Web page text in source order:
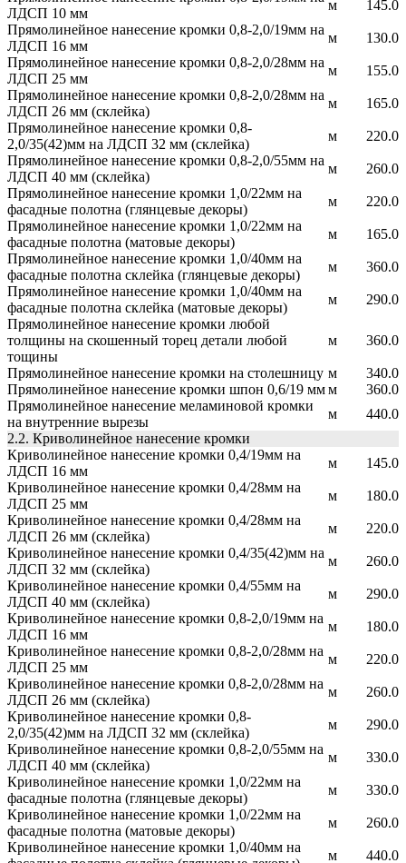
ЛДСП 10 мм
м
145.0
Прямолинейное нанесение кромки 0,8-2,0/19мм на
ЛДСП 16 мм
м
130.0
Прямолинейное нанесение кромки 0,8-2,0/28мм на
ЛДСП 25 мм
м
155.0
Прямолинейное нанесение кромки 0,8-2,0/28мм на
ЛДСП 26 мм (склейка)
м
165.0
Прямолинейное нанесение кромки 0,8-
2,0/35(42)мм на ЛДСП 32 мм (склейка)
м
220.0
Прямолинейное нанесение кромки 0,8-2,0/55мм на
ЛДСП 40 мм (склейка)
м
260.0
Прямолинейное нанесение кромки 1,0/22мм на
фасадные полотна (глянцевые декоры)
м
220.0
Прямолинейное нанесение кромки 1,0/22мм на
фасадные полотна (матовые декоры)
м
165.0
Прямолинейное нанесение кромки 1,0/40мм на
фасадные полотна склейка (глянцевые декоры)
м
360.0
Прямолинейное нанесение кромки 1,0/40мм на
фасадные полотна склейка (матовые декоры)
м
290.0
Прямолинейное нанесение кромки любой
толщины на скошенный торец детали любой
тощины
м 360.0
Прямолинейное нанесение кромки на столешницу м
340.0
Прямолинейное нанесение кромки шпон 0,6/19 ммм
360.0
Прямолинейное нанесение меламиновой кромки
на внутренние вырезы
м
440.0
2.2. Криволинейное нанесение кромки
Криволинейное нанесение кромки 0,4/19мм на
ЛДСП 16 мм
м
145.0
Криволинейное нанесение кромки 0,4/28мм на
ЛДСП 25 мм
м
180.0
Криволинейное нанесение кромки 0,4/28мм на
ЛДСП 26 мм (склейка)
м
220.0
Криволинейное нанесение кромки 0,4/35(42)мм на
ЛДСП 32 мм (склейка)
м
260.0
Криволинейное нанесение кромки 0,4/55мм на
ЛДСП 40 мм (склейка)
м
290.0
Криволинейное нанесение кромки 0,8-2,0/19мм на
ЛДСП 16 мм
м
180.0
Криволинейное нанесение кромки 0,8-2,0/28мм на
ЛДСП 25 мм
м
220.0
Криволинейное нанесение кромки 0,8-2,0/28мм на
ЛДСП 26 мм (склейка)
м
260.0
Криволинейное нанесение кромки 0,8-
2,0/35(42)мм на ЛДСП 32 мм (склейка)
м
290.0
Криволинейное нанесение кромки 0,8-2,0/55мм на
ЛДСП 40 мм (склейка)
м
330.0
Криволинейное нанесение кромки 1,0/22мм на
фасадные полотна (глянцевые декоры)
м
330.0
Криволинейное нанесение кромки 1,0/22мм на
фасадные полотна (матовые декоры)
м
260.0
Криволинейное нанесение кромки 1,0/40мм на
м 440.0